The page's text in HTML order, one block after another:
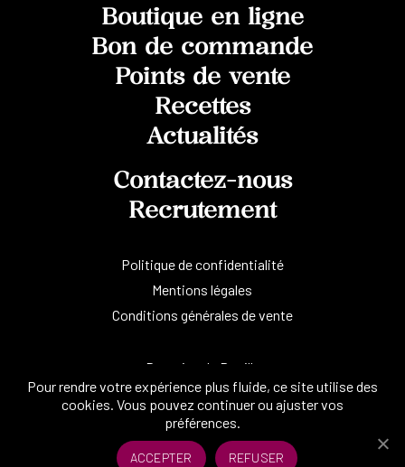
Boutique en ligne
Bon de commande
Points de vente
Recettes
Actualités
Contactez-nous
Recrutement
Politique de confidentialité
Mentions légales
Conditions générales de vente
Domaine de Rouilly
86190 Chalandray
Pour rendre votre expérience plus fluide, ce site utilise des
cookies. Vous pouvez continuer ou ajuster vos
préférences.
ACCEPTER REFUSER